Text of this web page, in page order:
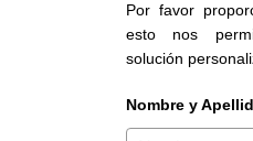
Por favor
esto nos
solución
Nombre y